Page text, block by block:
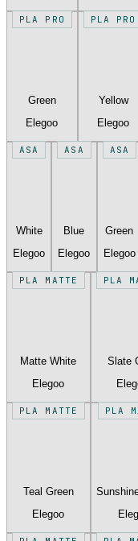
PLA PRO
Green
Elegoo
PLA PRO
Yellow
Elegoo
ASA
White
Elegoo
ASA
Blue
Elegoo
ASA
Green
Elegoo
PLA MATTE
Matte White
Elegoo
PLA
Slate
PLA MATTE
Teal Green
Elegoo
PLA